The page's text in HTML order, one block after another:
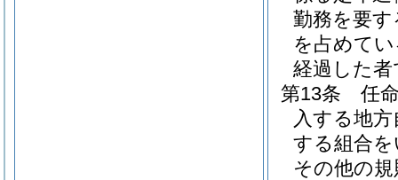
勤務を要
を占めて
経過した
第13条
任
入する地
する組合
その他の